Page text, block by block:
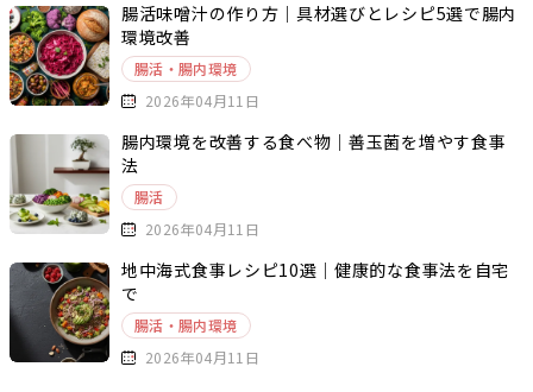
腸活味噌汁の作り方｜具材選びとレシピ5選で腸内
環境改善
腸活・腸内環境
2026年04月11日
腸内環境を改善する食べ物｜善玉菌を増やす食事
法
腸活
2026年04月11日
地中海式食事レシピ10選｜健康的な食事法を自宅
で
腸活・腸内環境
2026年04月11日